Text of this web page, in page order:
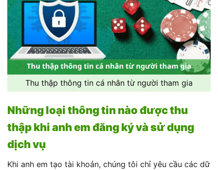
Thu thập thông tin cá nhân từ người tham gia
Những loại thông tin nào được thu
thập khi anh em đăng ký và sử dụng
dịch vụ
Khi anh em tạo tài khoản, chúng tôi chỉ yêu cầu các dữ